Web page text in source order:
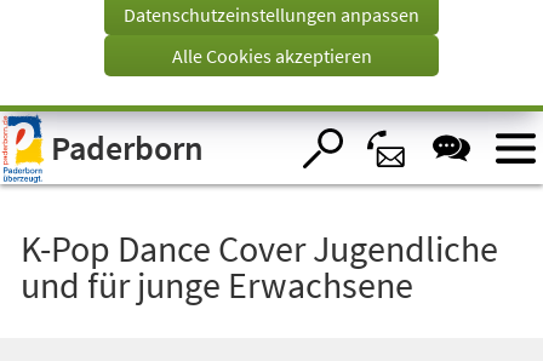
Visuelle
Assistenzsoftware
öffnen.
Tab)
Datenschutzeinstellungen anpassen
Alle Cookies akzeptieren
Paderborn
K-Pop Dance Cover Jugendliche
und für junge Erwachsene